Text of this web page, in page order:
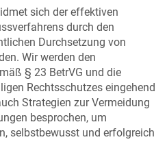
sich der effektiven
durch den
Durchsetzung von
Wir werden den
§ 23 BetrVG und die
Rechtsschutzes eingehend
Strategien zur Vermeidung
besprochen, um
selbstbewusst und erfolgreich